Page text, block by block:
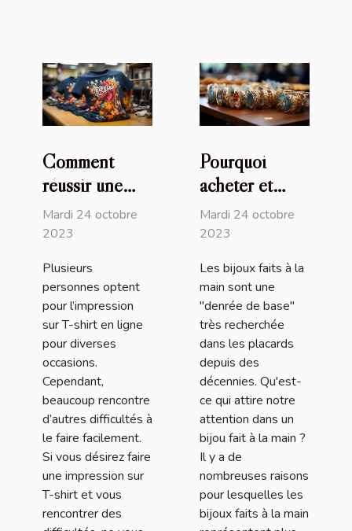
Comment
réussir une
impression sur
T-shirt en
Mardi 24 octobre
2023
Plusieurs
personnes optent
pour l’impression
sur T-shirt en ligne
pour diverses
occasions.
Cependant,
beaucoup rencontre
d’autres difficultés à
le faire facilement.
Si vous désirez faire
une impression sur
T-shirt et vous
rencontrer des
Pourquoi
acheter et
utiliser les
bijoux faits à
la main ?
Mardi 24 octobre
2023
Les bijoux faits à la
main sont une
"denrée de base"
très recherchée
dans les placards
depuis des
décennies. Qu'est-
ce qui attire notre
attention dans un
bijou fait à la main ?
Il y a de
nombreuses raisons
pour lesquelles les
bijoux faits à la main